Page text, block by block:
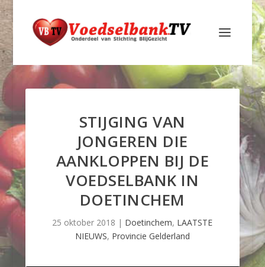
STIJGING VAN
JONGEREN DIE
AANKLOPPEN BIJ DE
VOEDSELBANK IN
DOETINCHEM
25 oktober 2018 | Doetinchem, LAATSTE
NIEUWS, Provincie Gelderland